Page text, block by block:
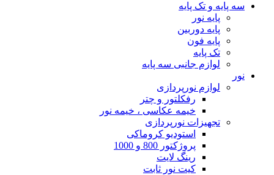
سه پایه و تک پایه
پایه نور
پایه دوربین
پایه فون
تک پایه
لوازم جانبی سه پایه
نور
لوازم نورپردازی
رفکلتور و چتر
خیمه عکاسی ، خیمه نور
تجهیزات نورپردازی
استودیو کروماکی
پروژکتور 800 و 1000
رینگ لایت
کیت نور ثابت